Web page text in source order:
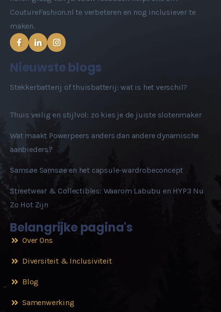
CoutureFashion.nl te verbeteren en nog inclusiever te
maken.
Nieuwste blogs
Stekkerbatterij of thuisbatterij: wat is het verschil?
Thuis veilig en stijlvol: zo kies je de juiste slotenmaker
Wat maakt Powerpeers anders dan andere dynamische
aanbieders?
Samsøe Samsøe en het capsule-wardrobeconcept
Streetwear & Collectibles: Waarom Labubu en HYP3 Nu
Zo Hot Zijn
Belangrijke pagina's
Over Ons
Diversiteit & Inclusiviteit
Blog
Samenwerking